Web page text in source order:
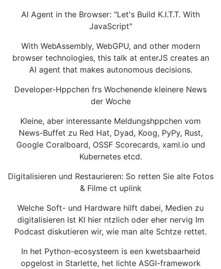
AI Agent in the Browser: "Let's Build K.I.T.T. With
JavaScript"
With WebAssembly, WebGPU, and other modern
browser technologies, this talk at enterJS creates an
AI agent that makes autonomous decisions.
Developer-Hppchen frs Wochenende kleinere News
der Woche
Kleine, aber interessante Meldungshppchen vom
News-Buffet zu Red Hat, Dyad, Koog, PyPy, Rust,
Google Coralboard, OSSF Scorecards, xaml.io und
Kubernetes etcd.
Digitalisieren und Restaurieren: So retten Sie alte Fotos
& Filme ct uplink
Welche Soft- und Hardware hilft dabei, Medien zu
digitalisieren Ist KI hier ntzlich oder eher nervig Im
Podcast diskutieren wir, wie man alte Schtze rettet.
In het Python-ecosysteem is een kwetsbaarheid
opgelost in Starlette, het lichte ASGI-framework